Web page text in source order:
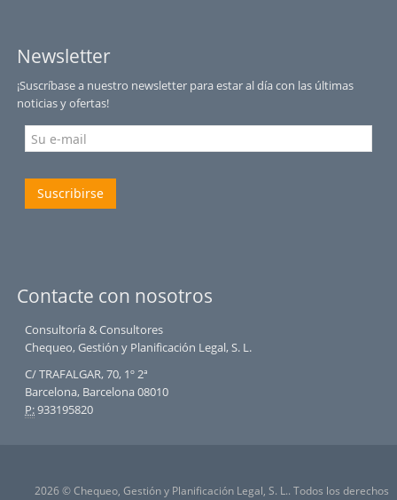
Newsletter
¡Suscríbase a nuestro newsletter para estar al día con las últimas
noticias y ofertas!
Suscribirse
Contacte con nosotros
Consultoría & Consultores
Chequeo, Gestión y Planificación Legal, S. L.
C/ TRAFALGAR, 70, 1º 2ª
Barcelona, Barcelona 08010
P:933195820
2026 © Chequeo, Gestión y Planificación Legal, S. L.. Todos los derechos